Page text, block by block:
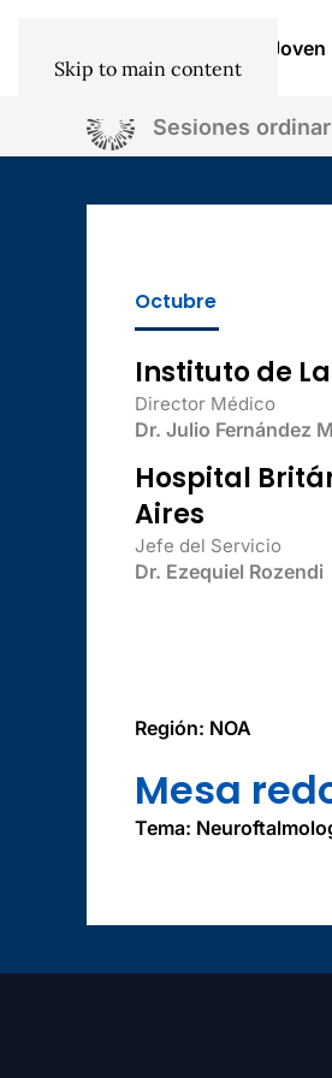
Skip to main content
SAO Joven
Sesiones
Octubre
Instituto de
Director Médico
Dr. Julio Fernández
Hospital
Aires
Jefe del Servicio
Dr. Ezequiel Rozendi
Región: NOA
Mesa
Tema: